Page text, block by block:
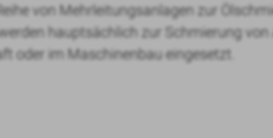
von Mehrleitungsanlagen zur
hauptsächlich zur Schmierung
oder im Maschinenbau eingesetzt.